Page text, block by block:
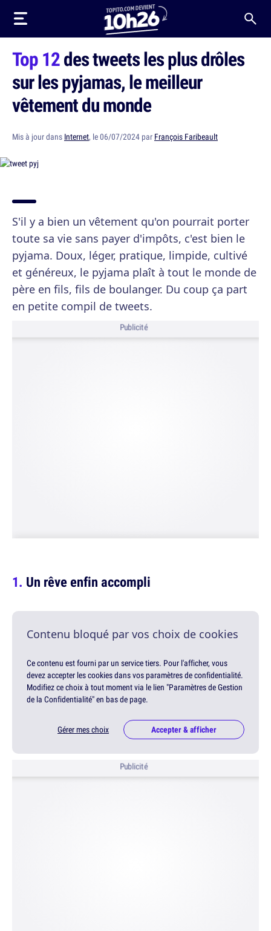
Top 12des tweets les plus drôles
sur les pyjamas, le meilleur
vêtement du monde
Mis à jour dans Internet, le 06/07/2024 par François Faribeault
S'il y a bien un vêtement qu'on pourrait porter
toute sa vie sans payer d'impôts, c'est bien le
pyjama. Doux, léger, pratique, limpide, cultivé
et généreux, le pyjama plaît à tout le monde de
père en fils, fils de boulanger. Du coup ça part
en petite compil de tweets.
Publicité
Un rêve enfin accompli
Contenu bloqué par vos choix de cookies
Ce contenu est fourni par un service tiers. Pour l'afficher, vous
devez accepter les cookies dans vos paramètres de confidentialité.
Modifiez ce choix à tout moment via le lien "Paramètres de Gestion
de la Confidentialité" en bas de page.
Gérer mes choix Accepter & afficher
Publicité